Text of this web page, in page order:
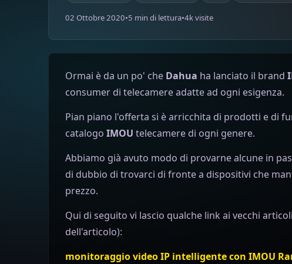
02 Ottobre 2020•5 min di lettura•4k visite
Ormai è da un po' che Dahua ha lanciato il brand
consumer di telecamere adatte ad ogni esigenza.
Pian piano l'offerta si è arricchita di prodotti e di
catalogo IMOU telecamere di ogni genere.
Abbiamo già avuto modo di provarne alcune in
di dubbio di trovarci di fronte a dispositivi che
prezzo.
Qui di seguito vi lascio qualche link ai vecchi
dell'articolo):
monitoraggio video IP intelligente con IMOU